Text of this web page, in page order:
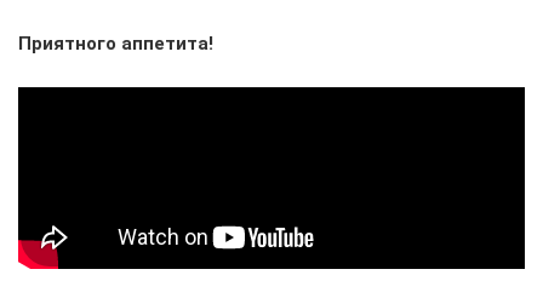
Приятного аппетита!